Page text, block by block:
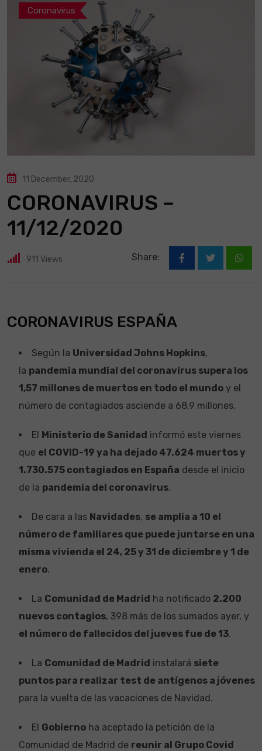
Coronavirus
11 December, 2020
CORONAVIRUS –
11/12/2020
911 Views Share:
CORONAVIRUS ESPAÑA
Según la Universidad Johns Hopkins,
la pandemia mundial del coronavirus supera los
1,57 millones de muertos en todo el mundo y el
número de contagiados asciende a 68,9 millones.
El Ministerio de Sanidad informó este viernes
que el COVID-19 ya ha dejado 47.624 muertos y
1.730.575 contagiados en España desde el inicio
de la pandemia del coronavirus.
De cara a las Navidades, se amplia a 10 el
número de familiares que puede juntarse en una
misma vivienda el 24, 25 y 31 de diciembre y 1 de
enero.
La Comunidad de Madrid ha notificado 2.200
nuevos contagios, 398 más de los sumados ayer, y
el número de fallecidos del jueves fue de 13.
La Comunidad de Madrid instalará siete
puntos para realizar test de antígenos a jóvenes
para la vuelta de las vacaciones de Navidad.
El Gobierno ha aceptado la petición de la
Comunidad de Madrid de reunir al Grupo Covid